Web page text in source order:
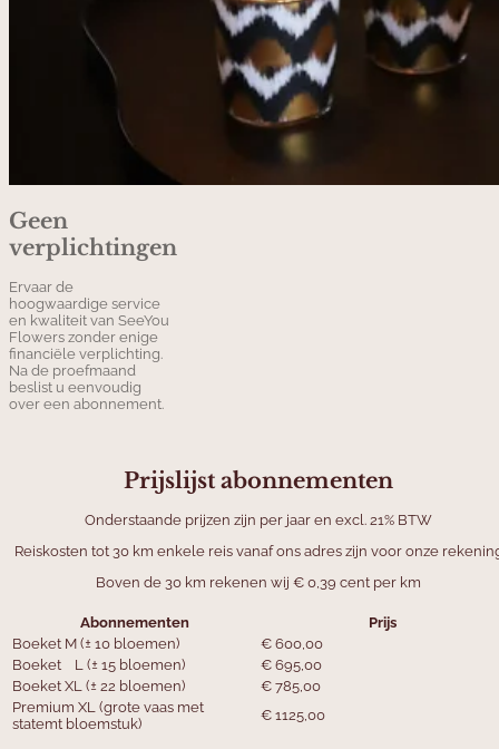
Geen
verplichtingen
Ervaar de
hoogwaardige service
en kwaliteit van SeeYou
Flowers zonder enige
financiële verplichting.
Na de proefmaand
beslist u eenvoudig
over een abonnement.
Prijslijst abonnementen
Onderstaande prijzen zijn per jaar en excl. 21% BTW
Reiskosten tot 30 km enkele reis vanaf ons adres zijn voor onze
Boven de 30 km rekenen wij € 0,39 cent per km
Abonnementen
Prijs
Boeket M (± 10 bloemen)
€ 600,00
Boeket L (± 15 bloemen)
€ 695,00
Boeket XL (± 22 bloemen)
€ 785,00
Premium XL (grote vaas met
statemt bloemstuk)
€ 1125,00